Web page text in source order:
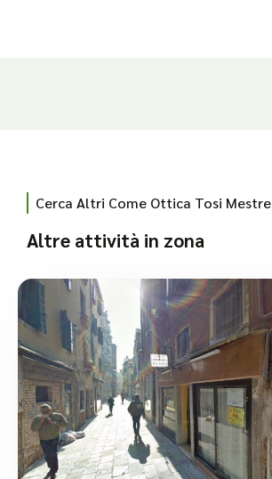
Cerca Altri Come Ottica Tosi Mestre
Altre attività in zona